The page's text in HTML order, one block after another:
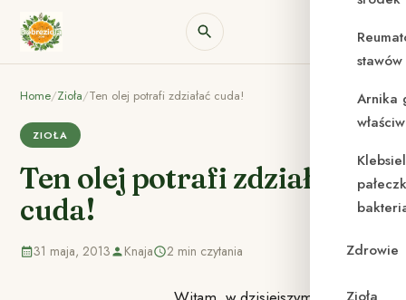
Arnika
Zdrowie
Home/Zioła/Ten olej potrafi zdziałać cuda!
ZIOŁA
Ten olej potrafi zdziałać
cuda!
31 maja, 2013 Knaja 2 min czytania